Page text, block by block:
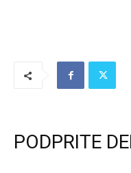
PODPRITE